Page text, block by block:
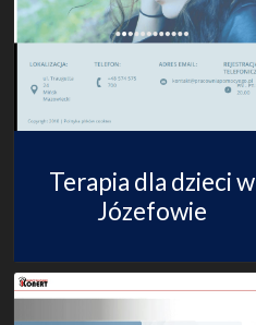
Terapia dla dzieci w
Józefowie